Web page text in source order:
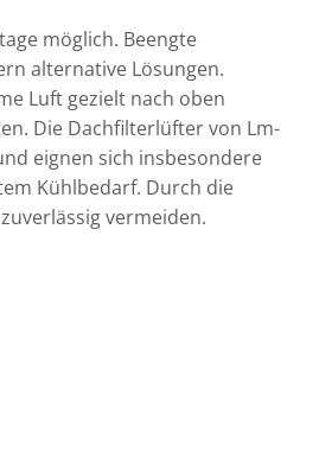
möglich. Beengte
alternative Lösungen.
Luft gezielt nach oben
Die Dachfilterlüfter von Lm-
eignen sich insbesondere
Kühlbedarf. Durch die
vermeiden.